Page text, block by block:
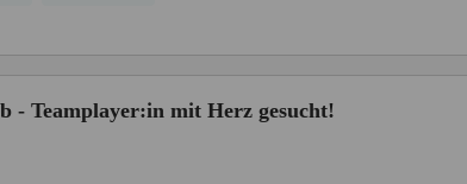
- Teamplayer:in mit Herz gesucht!